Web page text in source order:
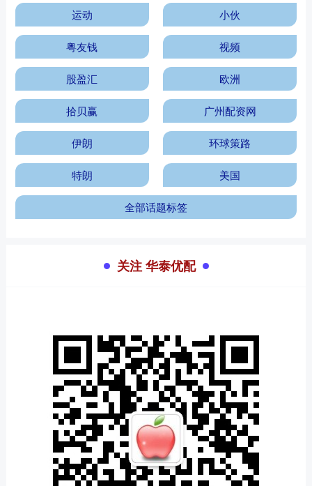
运动 小伙
粤友钱 视频
股盈汇 欧洲
拾贝赢 广州配资网
伊朗 环球策路
特朗 美国
全部话题标签
关注 华泰优配